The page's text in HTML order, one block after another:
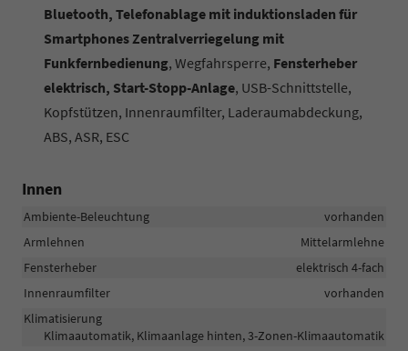
Bluetooth, Telefonablage mit induktionsladen für
Smartphones Zentralverriegelung mit
Funkfernbedienung, Wegfahrsperre, Fensterheber
elektrisch, Start-Stopp-Anlage, USB-Schnittstelle,
Kopfstützen, Innenraumfilter, Laderaumabdeckung,
ABS, ASR, ESC
Innen
Ambiente-Beleuchtung
vorhanden
Armlehnen
Mittelarmlehne
Fensterheber
elektrisch 4-fach
Innenraumfilter
vorhanden
Klimatisierung
Klimaautomatik, Klimaanlage hinten, 3-Zonen-Klimaautomatik